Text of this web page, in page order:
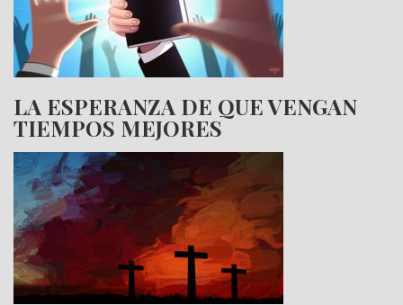
LA ESPERANZA DE QUE VENGAN
TIEMPOS MEJORES